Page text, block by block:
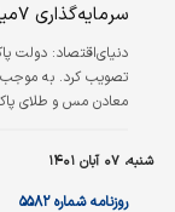
سرمایه‌گذاری ۷میلیارد دلاری در معادن پاکستان
دنیای‌اقتصاد: دولت
معادن مس و طلای
اختلافات قبلی
گرانبهای این معادن
رونق خواهد داد. این
شنبه، ۰۷ آبان ۱۴۰۱
روزنامه شماره ۵۵۸۲